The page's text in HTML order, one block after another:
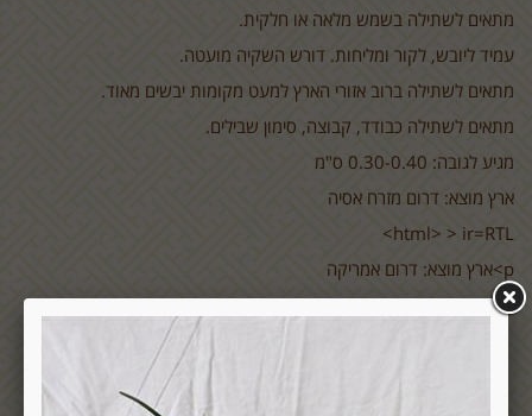
מתאים לשתילה בשמש מלאה או חלקית.
עמיד ליובש, לקור ומליחות. דורש השקיה מועטה.
מתאים לשתילה ברוב אזורי הארץ למעט מקומות יבשים מאוד.
מתאים לשתילה כבודד, קבוצה, סימון שבילים.
מגיע לגובה: 0.30-0.40 ס"מ
ארץ מוצא: דרום מזרח אסיה
html> > ir=RTL>
p>ארץ מוצא: דרום אמריקה